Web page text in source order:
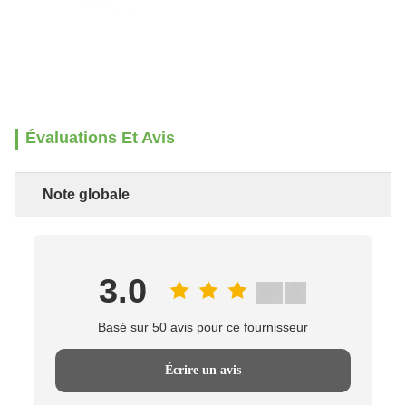
Évaluations Et Avis
Note globale
3.0
Basé sur 50 avis pour ce fournisseur
Écrire un avis